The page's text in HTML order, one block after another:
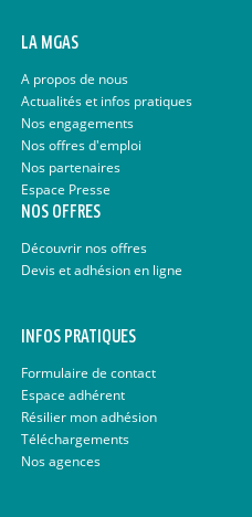
LA MGAS
A propos de nous
Actualités et infos pratiques
Nos engagements
Nos offres d'emploi
Nos partenaires
Espace Presse
NOS OFFRES
Découvrir nos offres
Devis et adhésion en ligne
INFOS PRATIQUES
Formulaire de contact
Espace adhérent
Résilier mon adhésion
Téléchargements
Nos agences